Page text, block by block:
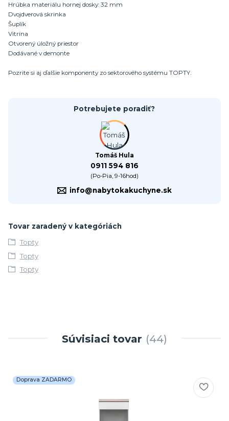
Hrúbka materiálu hornej dosky: 32 mm
Dvojdverová skrinka
Šuplík
Vitrína
Otvorený úložný priestor
Dodávané v demonte
Pozrite si aj ďalšie komponenty zo sektorového systému TOPTY.
Potrebujete poradiť?
Tomáš Hula
0911 594 816
(Po-Pia, 9-16hod)
info@nabytokakuchyne.sk
Tovar zaradený v kategóriách
Topty
Topty
Topty
Súvisiaci tovar 44
Doprava ZADARMO